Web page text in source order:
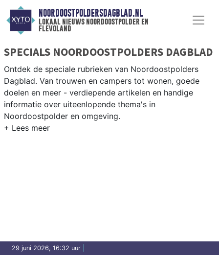
NOORDOOSTPOLDERSDAGBLAD.NL
lokaal nieuws noordoostpolder en
flevoland
SPECIALS NOORDOOSTPOLDERS DAGBLAD
Ontdek de speciale rubrieken van Noordoostpolders
Dagblad. Van trouwen en campers tot wonen, goede
doelen en meer - verdiepende artikelen en handige
informatie over uiteenlopende thema's in
Noordoostpolder en omgeving.
29 juni 2026, 16:32 uur